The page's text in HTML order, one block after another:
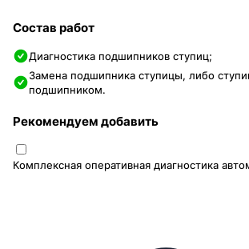
Состав работ
Диагностика подшипников ступиц;
Замена подшипника ступицы, либо
подшипником.
Рекомендуем добавить
Комплексная оперативная диагностика